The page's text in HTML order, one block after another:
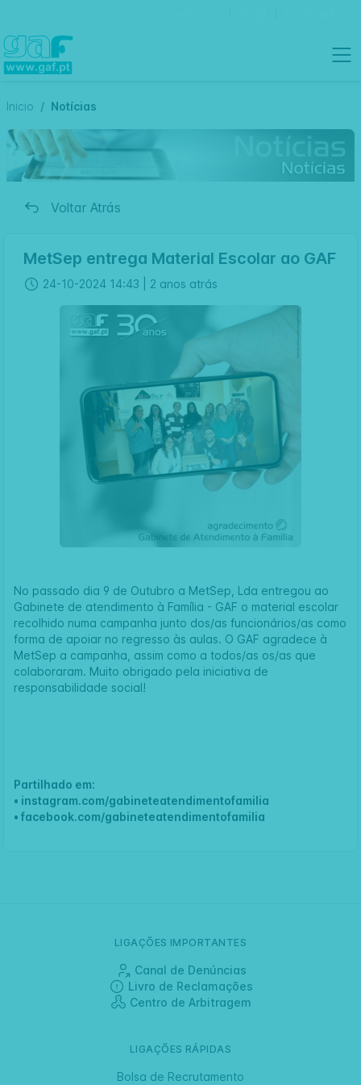
Inicio Notícias
Voltar Atrás
MetSep entrega Material Escolar ao GAF
24-10-2024 14:43 | 2 anos atrás
No passado dia 9 de Outubro a MetSep, Lda entregou ao
Gabinete de atendimento à Família - GAF o material escolar
recolhido numa campanha junto dos/as funcionários/as como
forma de apoiar no regresso às aulas. O GAF agradece à
MetSep a campanha, assim como a todos/as os/as que
colaboraram. Muito obrigado pela iniciativa de
responsabilidade social!
Partilhado em:
• instagram.com/gabineteatendimentofamilia
• facebook.com/gabineteatendimentofamilia
LIGAÇÕES IMPORTANTES
Canal de Denúncias
Livro de Reclamações
Centro de Arbitragem
LIGAÇÕES RÁPIDAS
Bolsa de Recrutamento